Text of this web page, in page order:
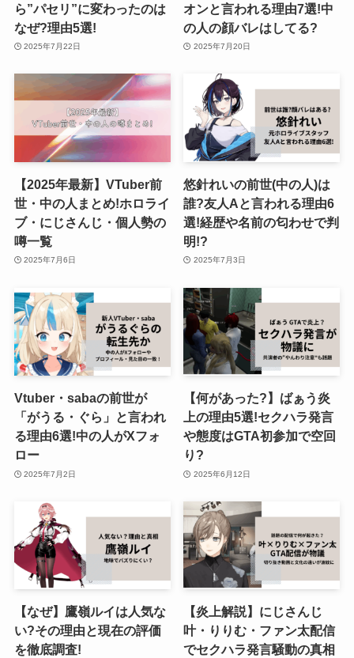
ら”パセリ”に変わったのは
なぜ?理由5選!
2025年7月22日
オンと言われる理由7選!中
の人の顔バレはしてる?
2025年7月20日
【2025年最新】VTuber前
世・中の人まとめ!ホロライ
ブ・にじさんじ・個人勢の
噂一覧
2025年7月6日
悠針れいの前世(中の人)は
誰?友人Aと言われる理由6
選!経歴や名前の匂わせで判
明!?
2025年7月3日
Vtuber・sabaの前世が
「がうる・ぐら」と言われ
る理由6選!中の人がXフォ
ロー
2025年7月2日
【何があった?】ばぁう炎
上の理由5選!セクハラ発言
や態度はGTA初参加で空回
り?
2025年6月12日
【なぜ】鷹嶺ルイは人気な
い?その理由と現在の評価
を徹底調査!
【炎上解説】にじさんじ
叶・りりむ・ファン太配信
でセクハラ発言騒動の真相